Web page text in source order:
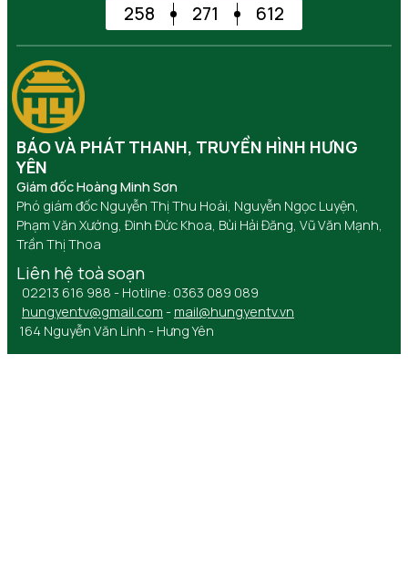
258 271 612
BÁO VÀ PHÁT THANH, TRUYỀN HÌNH HƯNG
YÊN
Giám đốc Hoàng Minh Sơn
Phó giám đốc Nguyễn Thị Thu Hoài, Nguyễn Ngọc Luyện,
Phạm Văn Xướng, Đinh Đức Khoa, Bùi Hải Đăng, Vũ Văn Mạnh,
Trần Thị Thoa
Liên hệ toà soạn
02213 616 988 - Hotline: 0363 089 089
hungyentv@gmail.com - mail@hungyentv.vn
164 Nguyễn Văn Linh - Hưng Yên